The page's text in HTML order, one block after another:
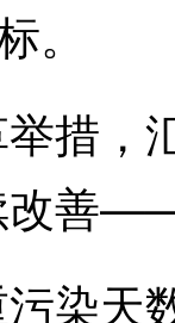
。
，
改善
天